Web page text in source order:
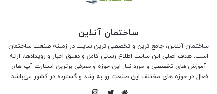
ساختمان آنلاین
ساختمان آنلاین، جامع ترین و تخصصی ترین سایت در زمینه صنعت ساختمان
است. هدف اصلی این سایت اطلاع رسانی کامل و دقیق اخبار و رویدادها، ارائه
آموزش های تخصصی و مورد نیاز این حوزه و معرفی برترین استارت آپ های
فعال در حوزه های مختلف این صنعت رو به رشد و گسترده در کشور می‌باشد.